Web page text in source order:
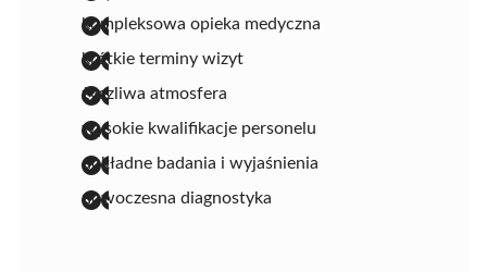
kompleksowa opieka medyczna
krótkie terminy wizyt
życzliwa atmosfera
wysokie kwalifikacje personelu
dokładne badania i wyjaśnienia
nowoczesna diagnostyka